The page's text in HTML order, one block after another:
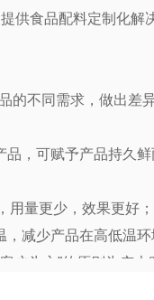
供食品配料定制化解
的不同需求，做出差
，可赋予产品持久鲜
用量更少，效果更好；
减少产品在高低温环
户为主”的原则为广